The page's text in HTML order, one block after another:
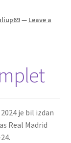
— Leave a
je bil izdan
Real Madrid